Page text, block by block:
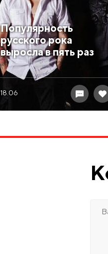
Популярность
русского рока
выросла в пять раз
18.06